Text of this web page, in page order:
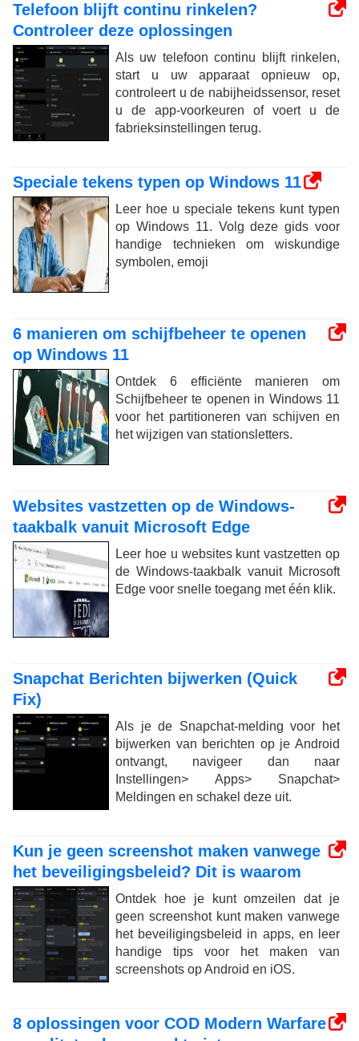
Telefoon blijft continu rinkelen?
Controleer deze oplossingen
Als uw telefoon continu blijft rinkelen,
start u uw apparaat opnieuw op,
controleert u de nabijheidssensor, reset
u de app-voorkeuren of voert u de
fabrieksinstellingen terug.
Speciale tekens typen op Windows 11
Leer hoe u speciale tekens kunt typen
op Windows 11. Volg deze gids voor
handige technieken om wiskundige
symbolen, emoji
6 manieren om schijfbeheer te openen
op Windows 11
Ontdek 6 efficiënte manieren om
Schijfbeheer te openen in Windows 11
voor het partitioneren van schijven en
het wijzigen van stationsletters.
Websites vastzetten op de Windows-
taakbalk vanuit Microsoft Edge
Leer hoe u websites kunt vastzetten op
de Windows-taakbalk vanuit Microsoft
Edge voor snelle toegang met één klik.
Snapchat Berichten bijwerken (Quick
Fix)
Als je de Snapchat-melding voor het
bijwerken van berichten op je Android
ontvangt, navigeer dan naar
Instellingen> Apps> Snapchat>
Meldingen en schakel deze uit.
Kun je geen screenshot maken vanwege
het beveiligingsbeleid? Dit is waarom
Ontdek hoe je kunt omzeilen dat je
geen screenshot kunt maken vanwege
het beveiligingsbeleid in apps, en leer
handige tips voor het maken van
screenshots op Android en iOS.
8 oplossingen voor COD Modern Warfare